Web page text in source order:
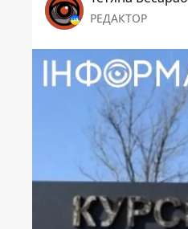
РЕДАКТОР